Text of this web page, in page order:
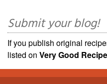
Submit your blog!
If you publish original
listed on Very Good